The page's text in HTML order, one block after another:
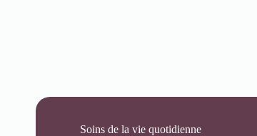
Soins de la vie quotidienne